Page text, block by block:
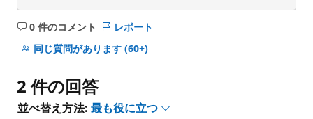
0 件のコメント
コ
メ
は
あ
レポート
同じ質問があります (60+)
2 件の回答
並べ替え方法: 最も役に立つ